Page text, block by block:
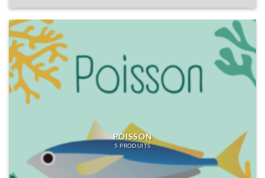
POISSON
5 PRODUITS